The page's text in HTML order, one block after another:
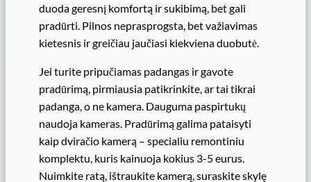
duoda geresnį komfortą ir sukibimą, bet gali
pradūrti. Pilnos neprasprogsta, bet važiavimas
kietesnis ir greičiau jaučiasi kiekviena duobutė.
Jei turite pripučiamas padangas ir gavote
pradūrimą, pirmiausia patikrinkite, ar tai tikrai
padanga, o ne kamera. Dauguma paspirtukų
naudoja kameras. Pradūrimą galima pataisyti
kaip dviračio kamerą – specialiu remontiniu
komplektu, kuris kainuoja kokius 3-5 eurus.
Nuimkite ratą, ištraukite kamerą, suraskite skylę